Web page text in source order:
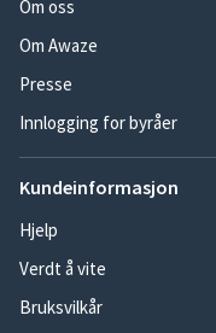
Om oss
Om Awaze
Presse
Innlogging for byråer
Kundeinformasjon
Hjelp
Verdt å vite
Bruksvilkår